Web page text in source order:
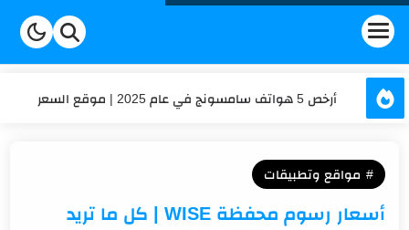
أرخص 5 هواتف سامسونج في عام 2025 | موقع السعر
كم تكلفة شحن موبايلي في 2025؟ تعرف على أحدث الأسعار
مواقع وتطبيقات
أسعار رسوم محفظة WISE | كل ما تريد